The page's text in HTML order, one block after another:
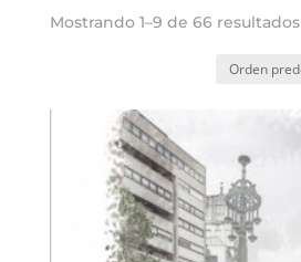
Mostrando 1–9 de 66 resultados